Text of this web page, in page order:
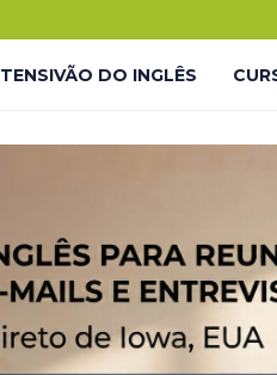
DO INGLÊS
LIVES GRATUITAS
#INGLÊS7EM7 –
EM BREVE